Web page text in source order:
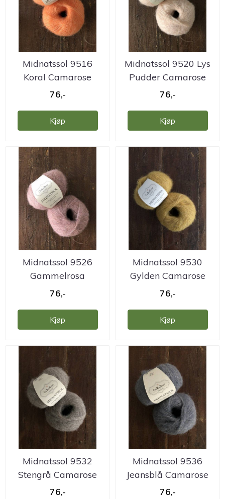
Midnatssol 9516
Koral Camarose
76,-
Kjøp
Midnatssol 9520 Lys
Pudder Camarose
76,-
Kjøp
Midnatssol 9526
Gammelrosa
Camarose
76,-
Kjøp
Midnatssol 9530
Gylden Camarose
76,-
Kjøp
Midnatssol 9532
Stengrå Camarose
76,-
Midnatssol 9536
Jeansblå Camarose
76,-